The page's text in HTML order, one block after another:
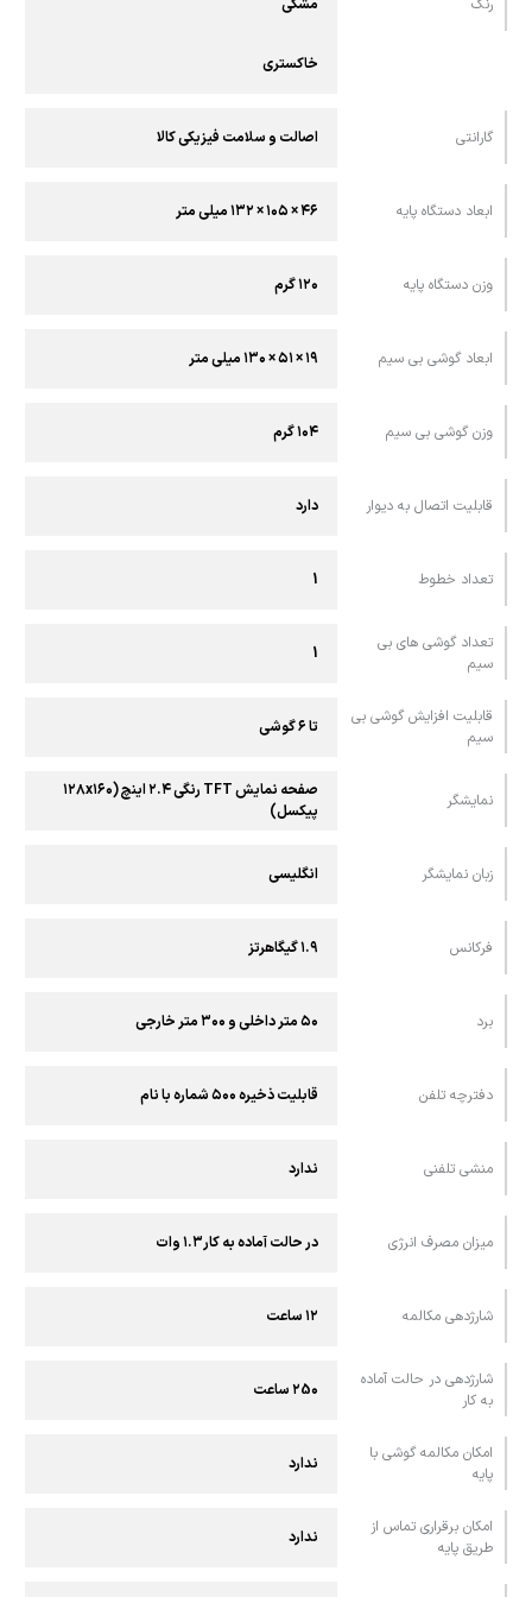
رنگ مشکی
خاکستری
گارانتی اصالت و سلامت فیزیکی کالا
ابعاد دستگاه پایه ۴۶ × ۱۰۵ × ۱۳۲ ميلی متر
وزن دستگاه پایه ۱۲۰ گرم
ابعاد گوشی بی سیم ۱۹ × ۵۱ × ۱۳۰ ميلی متر
وزن گوشی بی سیم ۱۰۴ گرم
قابليت اتصال به ديوار دارد
تعداد خطوط 1
تعداد گوشی های بی
سیم
1
قابلیت افزایش گوشی بی
سیم
تا ۶ گوشی
نمايشگر
صفحه نمایش TFT رنگی ۲.۴ اینچ (۱۲۸x۱۶۰
پیکسل)
زبان نمایشگر انگلیسی
فرکانس ۱.۹ گیگاهرتز
برد ۵۰ متر داخلی و ۳۰۰ متر خارجی
دفترچه تلفن قابلیت ذخیره ۵۰۰ شماره با نام
منشی تلفنی ندارد
میزان مصرف انرژی در حالت آماده به کار۱.۳ وات
شارژدهی مکالمه ۱۲ ساعت
شارژدهی در حالت آماده‌
به‌ کار
۲5۰ ساعت
امکان مکالمه گوشی با
پايه
ندارد
امکان برقراری تماس از
طريق پايه
ندارد